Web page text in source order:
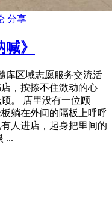
分享
》
库区域志愿服务交流活
，按捺不住激动的心
。 店里没有一位顾
躺在外间的隔板上呼呼
人进店，起身把里间的
...